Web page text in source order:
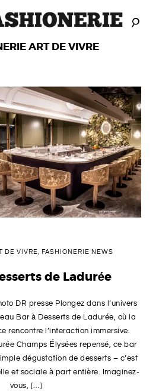
ART DE VIVRE
DE VIVRE, FASHIONERIE NEWS
de Ladurée
DR presse Plongez dans l’univers
Bar à Desserts de Ladurée, où la
rencontre l’interaction immersive.
Champs Élysées repensé, ce bar
dégustation de desserts – c’est
et sociale à part entière. Imaginez-
vous, […]